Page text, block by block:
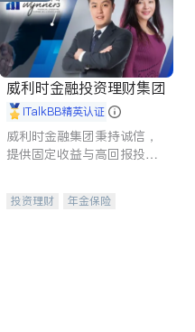
威利时金融投资理财集团
iTalkBB精英认证
威利时金融集团秉持诚信，
提供固定收益与高回报投资
合，助力客户实现目标
投资理财
年金保险